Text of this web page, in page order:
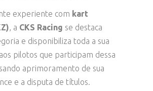
experiente com kart
, a CKS Racing se destaca
e disponibiliza toda a sua
pilotos que participam dessa
aprimoramento de sua
e a disputa de títulos.